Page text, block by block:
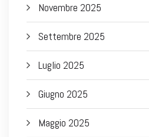
Novembre 2025
Settembre 2025
Luglio 2025
Giugno 2025
Maggio 2025